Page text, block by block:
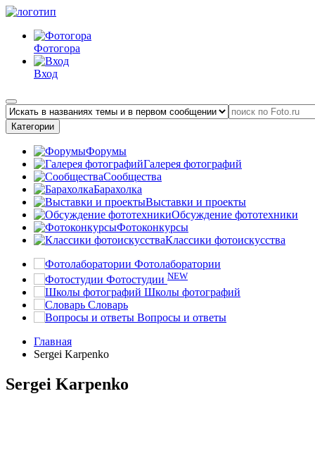
Фотогора
Вход
Категории
Форумы
Галерея фотографий
Сообщества
Барахолка
Выставки и проекты
Обсуждение фототехники
Фотоконкурсы
Классики фотоискусства
Фотолаборатории
Фотостудии NEW
Школы фотографий
Словарь
Вопросы и ответы
Главная
Sergei Karpenko
Sergei Karpenko